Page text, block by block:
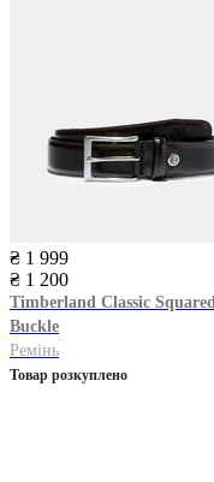
₴ 1 999
₴ 1 200
Timberland Classic Squared
Buckle
Ремінь
Товар розкуплено